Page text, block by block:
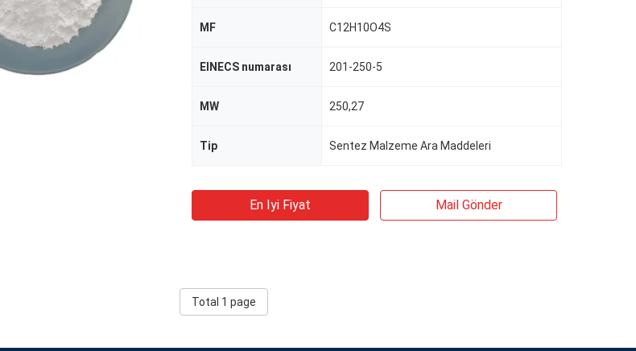
MF C12H10O4S
EINECS numarası 201-250-5
MW 250,27
Tip Sentez Malzeme Ara Maddeleri
En Iyi Fiyat Mail Gönder
Total 1 page